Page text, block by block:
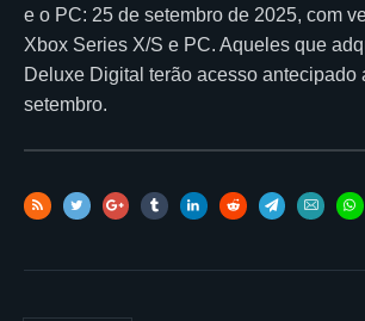
e o PC: 25 de setembro de 2025, com
Xbox Series X/S e PC. Aqueles que
Deluxe Digital terão acesso antecipado
setembro.